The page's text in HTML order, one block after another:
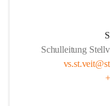
Schulleitung